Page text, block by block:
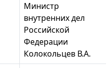
Министр
внутренних дел
Российской
Федерации
Колокольцев В.А.